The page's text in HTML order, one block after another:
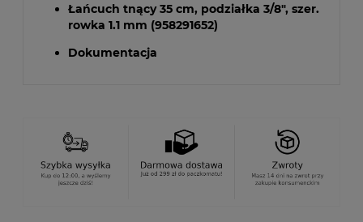
Łańcuch tnący 35 cm, podziałka 3/8", szer.
rowka 1.1 mm (958291652)
Dokumentacja